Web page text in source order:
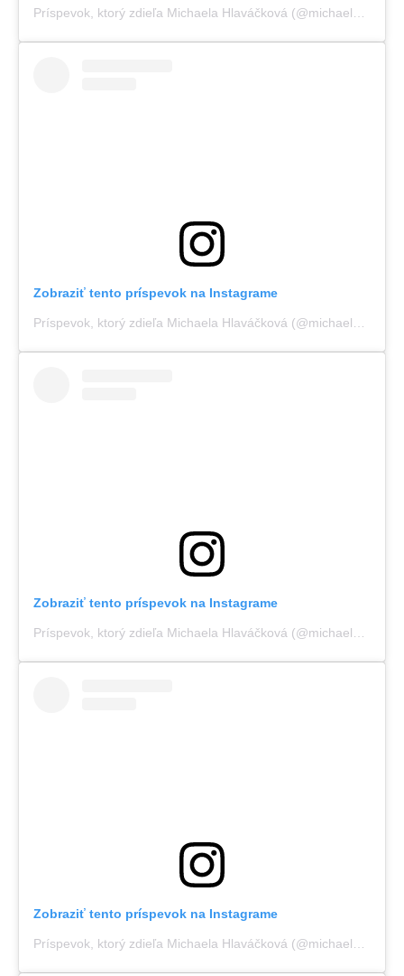
Príspevok, ktorý zdieľa Michaela Hlaváčková (@michaelahlava)
Zobraziť tento príspevok na Instagrame
Príspevok, ktorý zdieľa Michaela Hlaváčková (@michaelahlava)
Zobraziť tento príspevok na Instagrame
Príspevok, ktorý zdieľa Michaela Hlaváčková (@michaelahlava)
Zobraziť tento príspevok na Instagrame